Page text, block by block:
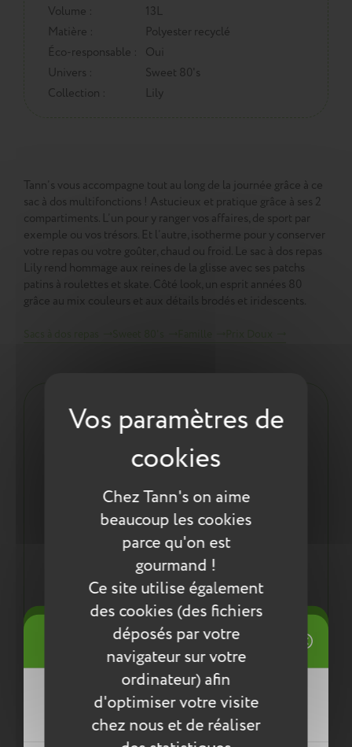
Chez Tann's on aime
beaucoup les cookies
parce qu'on est
gourmand !
Ce site utilise également
des cookies (des fichiers
déposés par votre
navigateur sur votre
ordinateur) afin
d'optimiser votre visite
chez nous et de réaliser
Volume :
13L
Matière :
Polyester recyclé
Éco-responsable :
Oui
Univers :
Sweet 80's
Collection :
Lily
Tann’s vous accompagne tout au long de la journée grâce à ce
sac à dos multifonctions ! Astucieux et pratique grâce à ses 2
compartiments. L’un pour y ranger vos affaires, de sport par
exemple ou vos trésors. Et l’autre, isotherme pour y conserver
votre repas ou votre goûter, chaud ou froid. Le sac à dos repas
Lily rend hommage aux reines de la glisse avec ses patchs
patins à roulettes et skate. Côté look, un esprit années 80
grâce au mix couleurs et aux détails brodés et iridescents.
Description :
Pour tout ranger dans son sac à dos :
1 compartiment zippé en partie haute
basse pour y ranger son repas chaud ou froid
Poche avant zippée
Dos et bretelles ergonomiques et confortables
1 anse porté-main
Tire-zip adapté à l'enfant
Léger, en moyenne 452g
Les plus du produit :
Mes listes d'envies
((title))
Connexion
Vous devez être connecté pour ajouter
des produits à votre liste d'envies.